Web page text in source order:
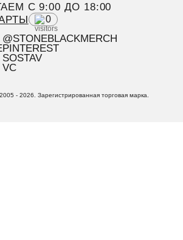
C 9:00 ДО 18:00
0
@STONEBLACKMERCH
PINTEREST
SOSTAV
VC
2005 - 2026. Зарегистрированная торговая марка.